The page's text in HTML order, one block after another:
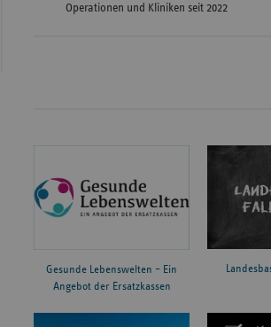
Operationen und Kliniken seit 2022
Gesunde Lebenswelten – Ein
Angebot der Ersatzkassen